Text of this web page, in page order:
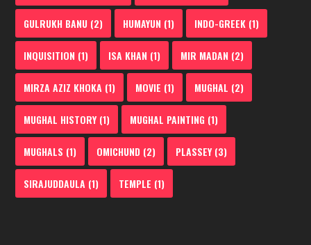
GULRUKH BANU (2) HUMAYUN (1) INDO-GREEK (1)
INQUISITION (1) ISA KHAN (1) MIR MADAN (2)
MIRZA AZIZ KHOKA (1) MOVIE (1) MUGHAL (2)
MUGHAL HISTORY(1) MUGHAL PAINTING (1)
MUGHALS (1) OMICHUND (2) PLASSEY(3)
SIRAJUDDAULA (1) TEMPLE (1)